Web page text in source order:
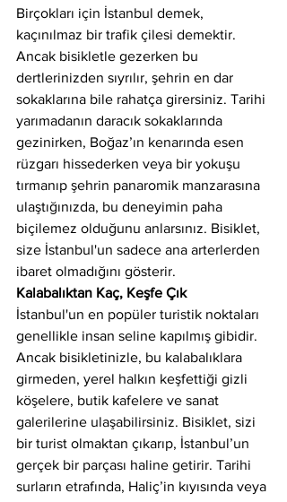
Birçokları için İstanbul demek,
kaçınılmaz bir trafik çilesi demektir.
Ancak bisikletle gezerken bu
dertlerinizden sıyrılır, şehrin en dar
sokaklarına bile rahatça girersiniz. Tarihi
yarımadanın daracık sokaklarında
gezinirken, Boğaz’ın kenarında esen
rüzgarı hissederken veya bir yokuşu
tırmanıp şehrin panaromik manzarasına
ulaştığınızda, bu deneyimin paha
biçilemez olduğunu anlarsınız. Bisiklet,
size İstanbul'un sadece ana arterlerden
ibaret olmadığını gösterir.
Kalabalıktan Kaç, Keşfe Çık
İstanbul'un en popüler turistik noktaları
genellikle insan seline kapılmış gibidir.
Ancak bisikletinizle, bu kalabalıklara
girmeden, yerel halkın keşfettiği gizli
köşelere, butik kafelere ve sanat
galerilerine ulaşabilirsiniz. Bisiklet, sizi
bir turist olmaktan çıkarıp, İstanbul’un
gerçek bir parçası haline getirir. Tarihi
surların etrafında, Haliç’in kıyısında veya